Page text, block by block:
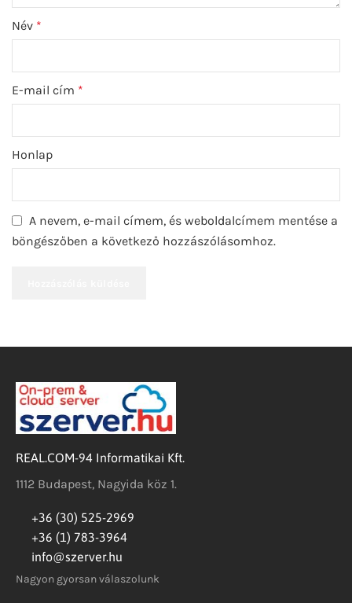
Név *
E-mail cím *
Honlap
A nevem, e-mail címem, és weboldalcímem mentése a
böngészőben a következő hozzászólásomhoz.
REAL.COM-94 Informatikai Kft.
1112 Budapest, Nagyida köz 1.
+36 (30) 525-2969
+36 (1) 783-3964
info@szerver.hu
Nagyon gyorsan válaszolunk